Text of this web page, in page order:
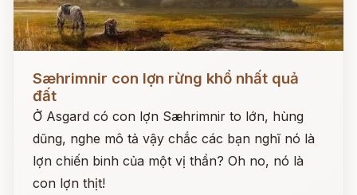
Sæhrimnir con lợn rừng khổ nhất quả
đất
Ở Asgard có con lợn Sæhrimnir to lớn, hùng
dũng, nghe mô tả vậy chắc các bạn nghĩ nó là
lợn chiến binh của một vị thần? Oh no, nó là
con lợn thịt!